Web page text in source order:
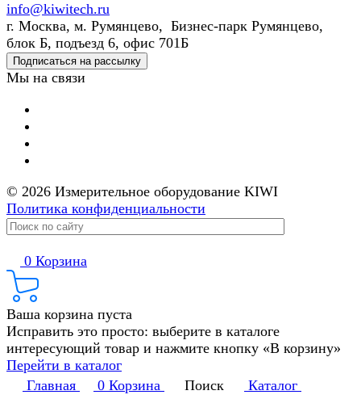
info@kiwitech.ru
г. Москва, м. Румянцево, Бизнес-парк Румянцево,
блок Б, подъезд 6, офис 701Б
Подписаться на рассылку
Мы на связи
© 2026 Измерительное оборудование KIWI
Политика конфиденциальности
0 Корзина
Ваша корзина пуста
Исправить это просто: выберите в каталоге
интересующий товар и нажмите кнопку «В корзину»
Перейти в каталог
Главная
0 Корзина Поиск
Каталог